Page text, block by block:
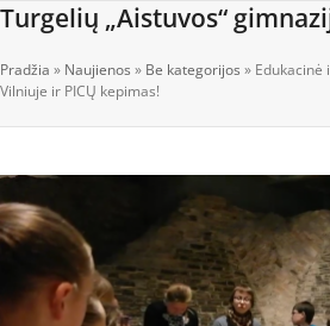
Skip
content
Turgelių „Aistuvos“
Open
mobile
menu
Close
mobile
menu
Pradžia » Naujienos » Be kategorijos » Edukacinė
Vilniuje ir PICŲ kepimas!